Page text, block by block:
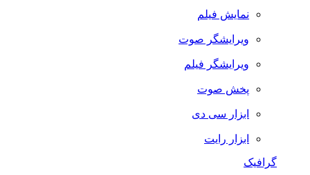
نمایش فیلم
ویرایشگر صوت
ویرایشگر فیلم
پخش صوت
ابزار سی دی
ابزار رایت
گرافیک